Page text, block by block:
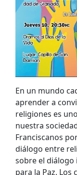
En un mundo
aprender a
religiones es
nuestra
Franciscanos
diálogo entre
sobre el
para la Paz.